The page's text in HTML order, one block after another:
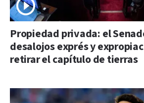
Propiedad privada: el
desalojos exprés y
retirar el capítulo de tierras